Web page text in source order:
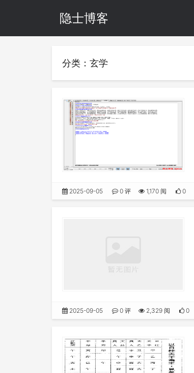
隐士博客
分类：玄学
2025-09-05 0 评 1,170 阅 0
2025-09-05 0 评 2,329 阅 0